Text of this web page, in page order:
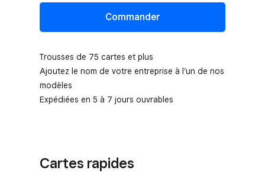
Commander
Cartes rapides
Trousses de 75 cartes et plus
Ajoutez le nom de votre entreprise à l’un de nos
modèles
Expédiées en 5 à 7 jours ouvrables